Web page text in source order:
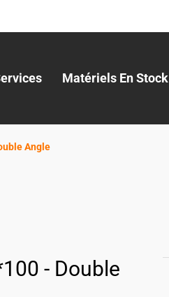
Matériels En Stock
Angle
- Double